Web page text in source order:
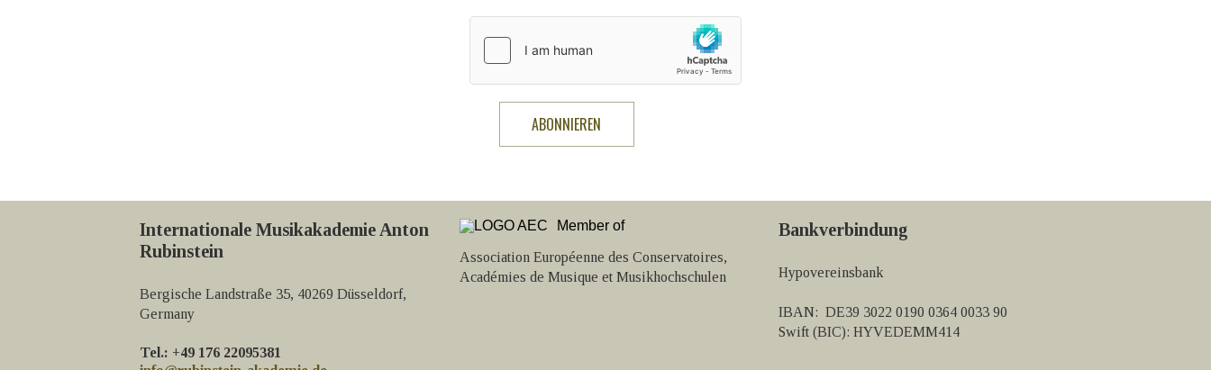
Internationale Musikakademie Anton
Rubinstein
Bergische Landstraße 35, 40269 Düsseldorf,
Germany
Tel.: +49 176 22095381
Member of
Association Européenne des Conservatoires,
Académies de Musique et Musikhochschulen
Bankverbindung
Hypovereinsbank
IBAN: DE39 3022 0190 0364 0033 90
Swift (BIC): HYVEDEMM414